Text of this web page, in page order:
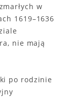
w
1619–1636
nie mają
po rodzinie